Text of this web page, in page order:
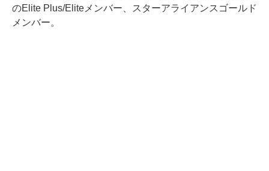
のElite Plus/Eliteメンバー、スターアライアンスゴールド
メンバー。